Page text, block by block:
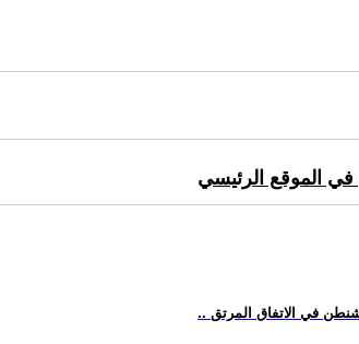
في الموقع الرئيسي
في الاتفاق المرتق